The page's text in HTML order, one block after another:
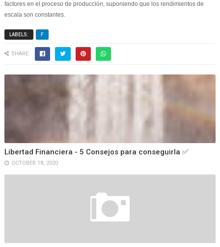
factores en el proceso de producción, suponiendo que los rendimientos de
escala son constantes.
LABELS: F
SHARE:
Libertad Financiera - 5 Consejos para conseguirla ✅
OCTOBER 18, 2020